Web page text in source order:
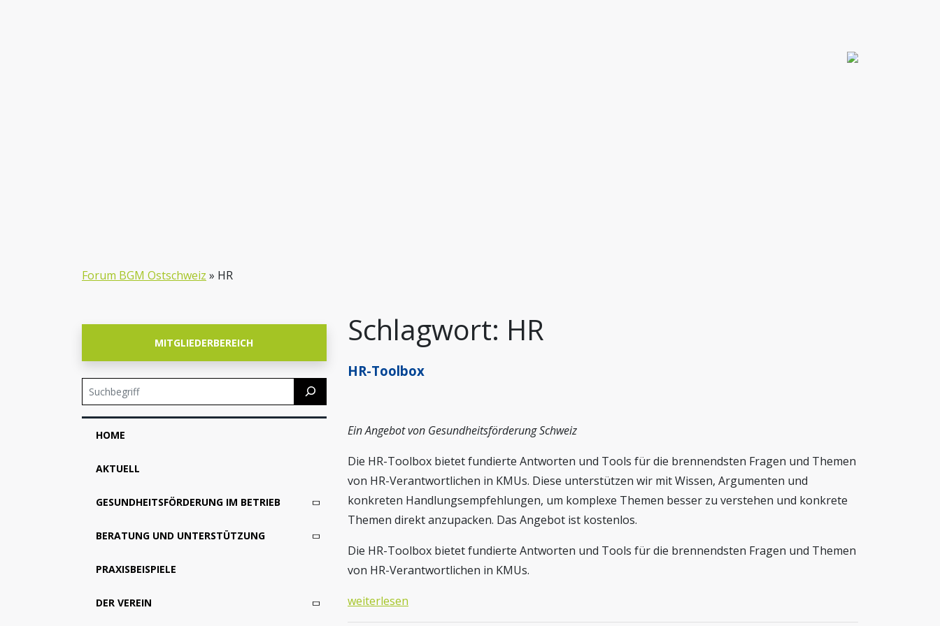
Forum BGM Ostschweiz » HR
MITGLIEDERBEREICH
Suchen
HOME
AKTUELL
GESUNDHEITSFÖRDERUNG IM BETRIEB
BERATUNG UND UNTERSTÜTZUNG
PRAXISBEISPIELE
DER VEREIN
Schlagwort: HR
HR-Toolbox
Ein Angebot von Gesundheitsförderung Schweiz
Die HR-Toolbox bietet fundierte Antworten und Tools für die brennendsten Fragen und Themen
von HR-Verantwortlichen in KMUs. Diese unterstützen wir mit Wissen, Argumenten und
konkreten Handlungsempfehlungen, um komplexe Themen besser zu verstehen und konkrete
Themen direkt anzupacken. Das Angebot ist kostenlos.
Die HR-Toolbox bietet fundierte Antworten und Tools für die brennendsten Fragen und Themen
von HR-Verantwortlichen in KMUs.
weiterlesen